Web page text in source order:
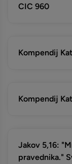
CIC 960
Kompendij
Kompendij
Jakov 5,16:
pravednika."